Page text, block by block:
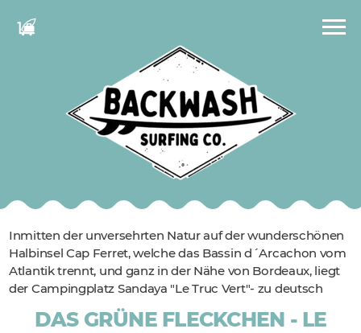
Inmitten der unversehrten Natur auf der wunderschönen
Halbinsel Cap Ferret, welche das Bassin d´Arcachon vom
Atlantik trennt, und ganz in der Nähe von Bordeaux, liegt
der Campingplatz Sandaya "Le Truc Vert"- zu deutsch
DAS GRÜNE FLECKCHEN - LE